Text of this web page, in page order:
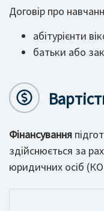
Договір про
абітурієнти
батьки або
Фінансування
здійснюється за
юридичних осіб